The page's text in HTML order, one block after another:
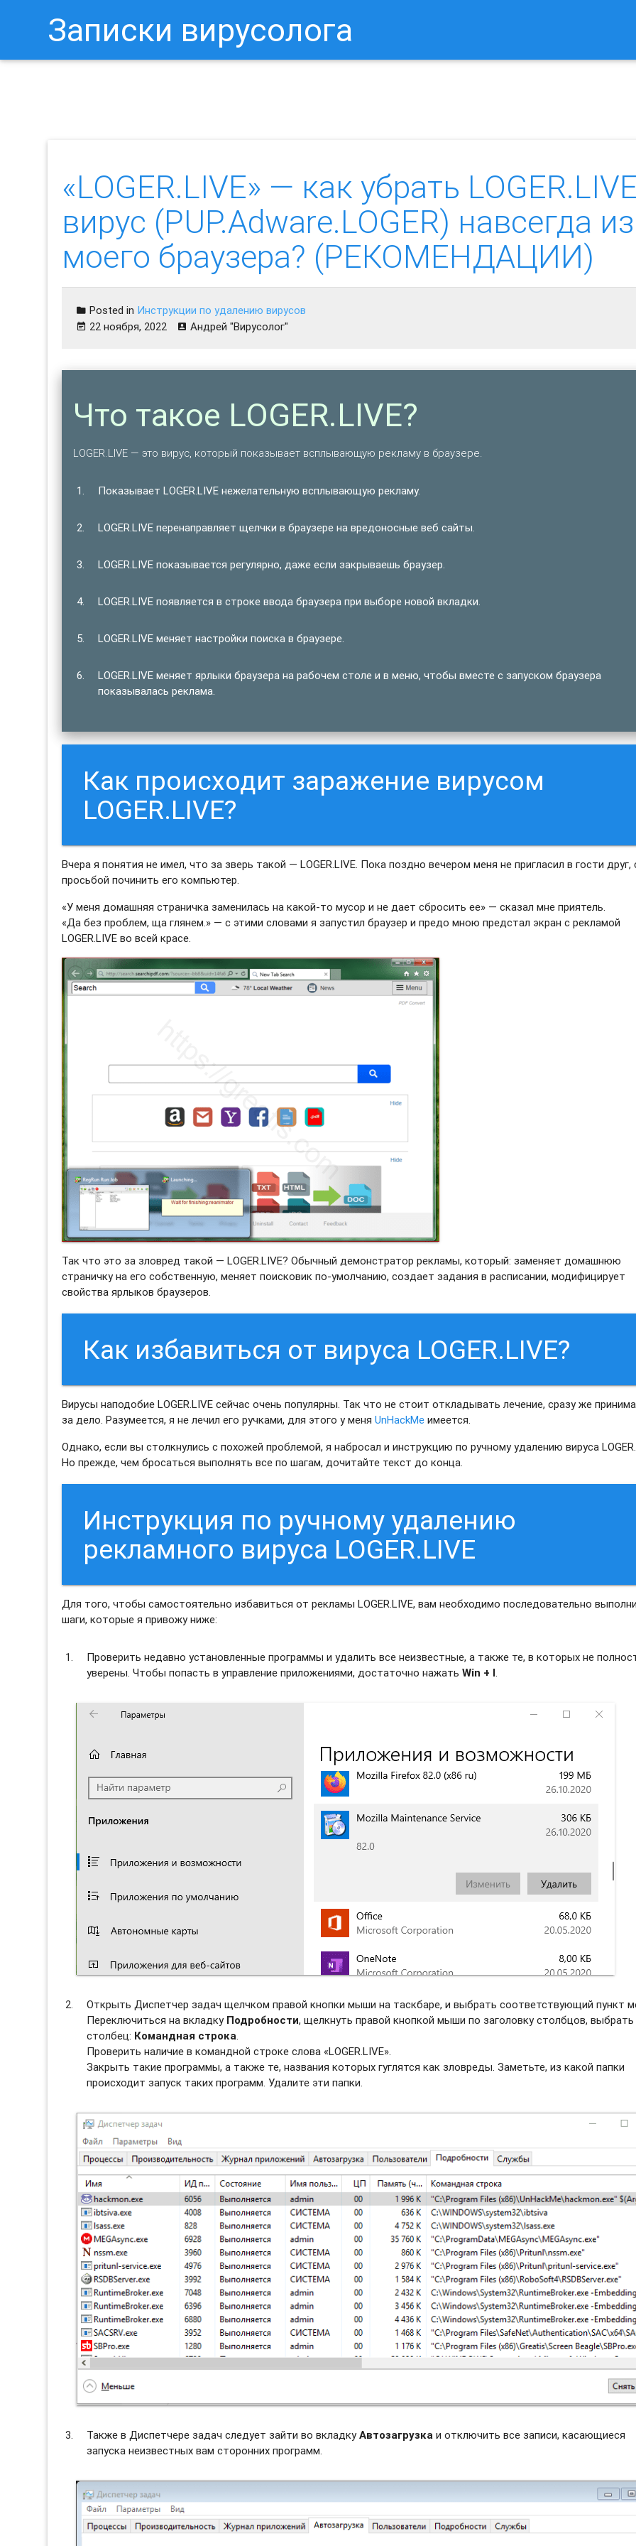
Записки вирусолога
«LOGER.LIVE» — как убрать
вирус (PUP.Adware.LOGER) навсегда из
моего браузера? (РЕКОМЕНДАЦИИ)
Posted in Инструкции по удалению вирусов
22 ноября, 2022
Андрей "Вирусолог"
Что такое LOGER.LIVE?
LOGER.LIVE — это вирус, который показывает всплывающую рекламу в браузере.
Показывает LOGER.LIVE нежелательную всплывающую рекламу.
LOGER.LIVE перенаправляет щелчки в браузере на вредоносные веб сайты.
LOGER.LIVE показывается регулярно, даже если закрываешь браузер.
LOGER.LIVE появляется в строке ввода браузера при выборе новой вкладки.
LOGER.LIVE меняет настройки поиска в браузере.
LOGER.LIVE меняет ярлыки браузера на рабочем столе и в меню, чтобы вместе с запуском браузера
показывалась реклама.
Как происходит заражение вирусом
LOGER.LIVE?
Вчера я понятия не имел, что за зверь такой — LOGER.LIVE. Пока поздно вечером меня не пригласил в гости друг,
просьбой починить его компьютер.
«У меня домашняя страничка заменилась на какой-то мусор и не дает сбросить ее» — сказал мне приятель.
«Да без проблем, ща глянем.» — с этими словами я запустил браузер и предо мною предстал экран с рекламой
LOGER.LIVE во всей красе.
Так что это за зловред такой — LOGER.LIVE? Обычный демонстратор рекламы, который: заменяет домашнюю
страничку на его собственную, меняет поисковик по-умолчанию, создает задания в расписании, модифицирует
свойства ярлыков браузеров.
Как избавиться от вируса LOGER.LIVE?
Вирусы наподобие LOGER.LIVE сейчас очень популярны. Так что не стоит откладывать лечение, сразу же
за дело. Разумеется, я не лечил его ручками, для этого у меняUnHackMe имеется.
Однако, если вы столкнулись с похожей проблемой, я набросал и инструкцию по ручному удалению вируса
Но прежде, чем бросаться выполнять все по шагам, дочитайте текст до конца.
Инструкция по ручному удалению
рекламного вируса LOGER.LIVE
Для того, чтобы самостоятельно избавиться от рекламы LOGER.LIVE, вам необходимо последовательно
шаги, которые я привожу ниже:
Проверить недавно установленные программы и удалить все неизвестные, а также те, в которых не
уверены. Чтобы попасть в управление приложениями, достаточно нажатьWin + I
Открыть Диспетчер задач щелчком правой кнопки мыши на таскбаре, и выбрать соотвeтствующий пункт
Переключиться на вкладку Подробности, щелкнуть правой кнопкой мыши по заголовку столбцов, выбрать
столбец: Командная строка
Проверить наличие в командной строке слова «LOGER.LIVE».
Закрыть такие программы, а также те, названия которых гуглятся как зловреды. Заметьте, из какой папки
происходит запуск таких программ. Удалите эти папки.
Также в Диспетчере задач следует зайти во вкладкуАвтозагрузка и отключить все записи, касающиеся
запуска неизвестных вам сторонних программ.